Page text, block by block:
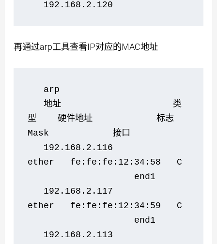
192.168.2.120
再通过arp工具查看IP对应的MAC地址
arp
型    硬件地址            标志
Mask            接口
ether   fe:fe:fe:12:34:58   C
end1
ether   fe:fe:fe:12:34:59   C
end1